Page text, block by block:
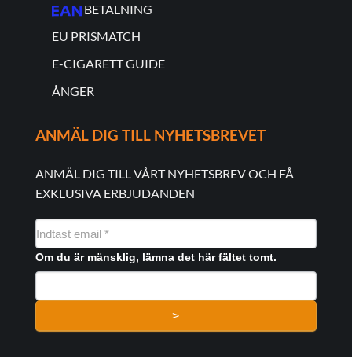
BETALNING
EU PRISMATCH
E-CIGARETT GUIDE
ÅNGER
ANMÄL DIG TILL NYHETSBREVET
ANMÄL DIG TILL VÅRT NYHETSBREV OCH FÅ
EXKLUSIVA ERBJUDANDEN
NYHEDSMAIL
FORMULAR
Om du är mänsklig, lämna det här fältet tomt.
>